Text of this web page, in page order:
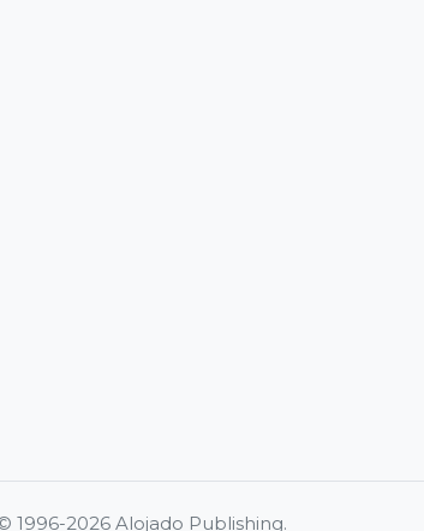
1996-2026 Alojado Publishing.